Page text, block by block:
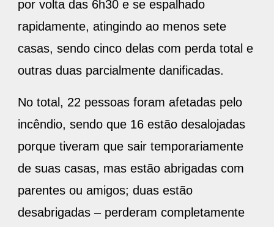
por volta das 6h30 e se espalhado
rapidamente, atingindo ao menos sete
casas, sendo cinco delas com perda total e
outras duas parcialmente danificadas.
No total, 22 pessoas foram afetadas pelo
incêndio, sendo que 16 estão desalojadas
porque tiveram que sair temporariamente
de suas casas, mas estão abrigadas com
parentes ou amigos; duas estão
desabrigadas – perderam completamente